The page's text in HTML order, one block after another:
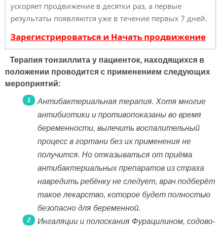
ускоряет продвижение в десятки раз, а первые
результаты появляются уже в течение первых 7 дней.
Зарегистрироваться и Начать продвижение
Терапия тонзиллита у пациенток, находящихся в
положении проводится с применением следующих
мероприятий:
Антибактериальная терапия. Хотя многие
антибиотики и противопоказаны во время
беременности, вылечить воспалительный
процесс в гортани без их применения не
получится. Но отказываться от приёма
антибактериальных препаратов из страха
навредить ребёнку не следует, врач подберёт
такое лекарство, которое будет полностью
безопасно для беременной.
Ингаляции и полоскания Фурацилином, содово-